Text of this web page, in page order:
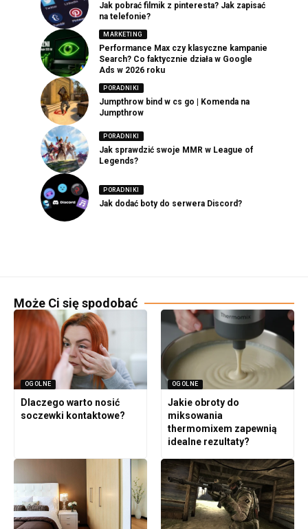
Jak pobrać filmik z pinteresta? Jak zapisać
na telefonie?
MARKETING
Performance Max czy klasyczne kampanie
Search? Co faktycznie działa w Google
Ads w 2026 roku
PORADNIKI
Jumpthrow bind w cs go | Komenda na
Jumpthrow
PORADNIKI
Jak sprawdzić swoje MMR w League of
Legends?
PORADNIKI
Jak dodać boty do serwera Discord?
Może Ci się spodobać
OGOLNE
Dlaczego warto nosić
soczewki kontaktowe?
OGOLNE
Jakie obroty do
miksowania
thermomixem zapewnią
idealne rezultaty?